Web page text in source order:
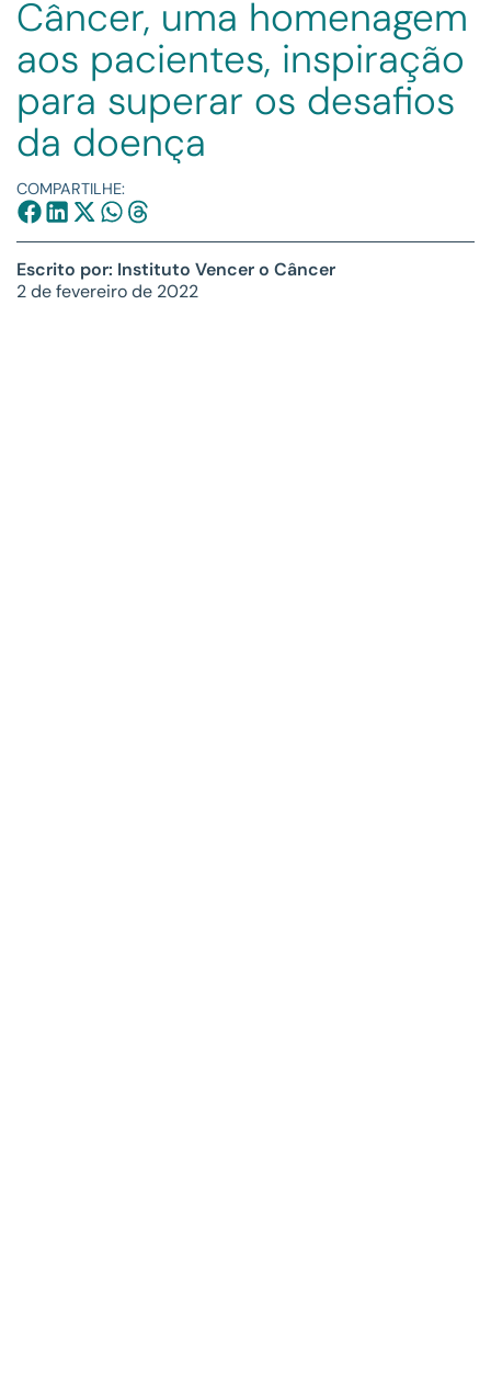
Câncer, uma homenagem
aos pacientes, inspiração
para superar os desafios
da doença
COMPARTILHE:
Escrito por: Instituto Vencer o Câncer
2 de fevereiro de 2022